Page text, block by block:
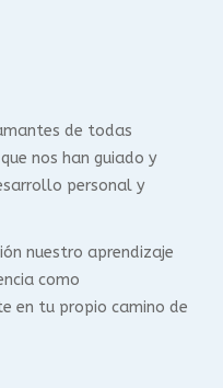
de todas
nos han guiado y
personal y
nuestro aprendizaje
como
en tu propio camino de